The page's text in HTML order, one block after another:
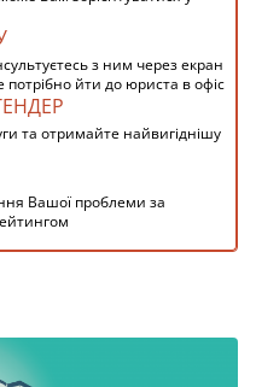
з ним через екран
йти до юриста в офіс
та отримайте найвигіднішу
Вашої проблеми за